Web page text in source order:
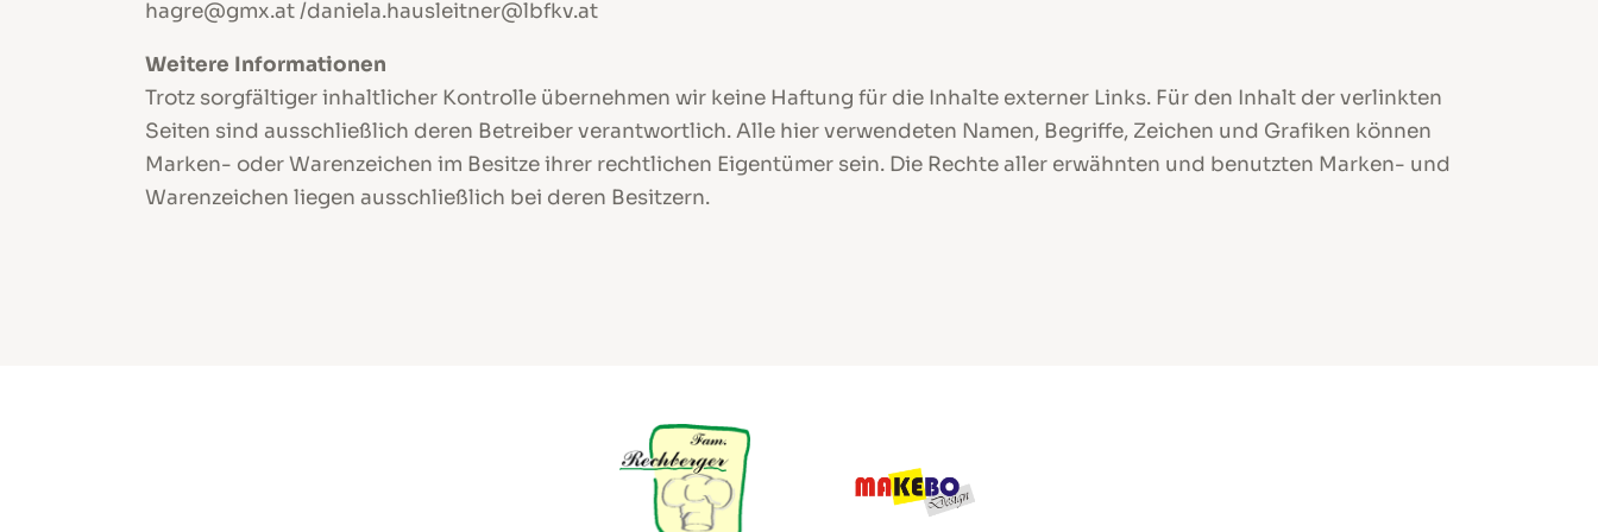
hagre@gmx.at /daniela.hausleitner@lbfkv.at
Weitere Informationen
Trotz sorgfältiger inhaltlicher Kontrolle übernehmen wir keine Haftung für die Inhalte externer Links. Für den Inhalt der verlinkten
Seiten sind ausschließlich deren Betreiber verantwortlich. Alle hier verwendeten Namen, Begriffe, Zeichen und Grafiken können
Marken- oder Warenzeichen im Besitze ihrer rechtlichen Eigentümer sein. Die Rechte aller erwähnten und benutzten Marken- und
Warenzeichen liegen ausschließlich bei deren Besitzern.